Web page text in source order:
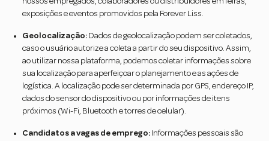
exposições e eventos promovidos pela Forever Liss.
Geolocalização: Dados de geolocalização podem ser coletados,
caso o usuário autorize a coleta a partir do seu dispositivo. Assim,
ao utilizar nossa plataforma, podemos coletar informações sobre
sua localização para aperfeiçoar o planejamento e as ações de
logística. A localização pode ser determinada por GPS, endereço IP,
dados do sensor do dispositivo ou por informações de itens
próximos (Wi-Fi, Bluetooth e torres de celular).
Candidatos a vagas de emprego: Informações pessoais são